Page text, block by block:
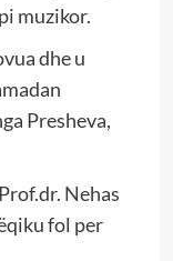
muzikor.
dhe u
Presheva,
Nehas
fol per